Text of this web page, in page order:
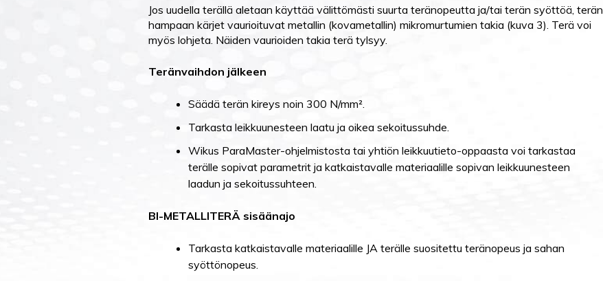
Jos uudella terällä aletaan käyttää välittömästi suurta teränopeutta ja/tai terän syöttöä, terän
hampaan kärjet vaurioituvat metallin (kovametallin) mikromurtumien takia (kuva 3). Terä voi
myös lohjeta. Näiden vaurioiden takia terä tylsyy.
Teränvaihdon jälkeen
Säädä terän kireys noin 300 N/mm².
Tarkasta leikkuunesteen laatu ja oikea sekoitussuhde.
Wikus ParaMaster-ohjelmistosta tai yhtiön leikkuutieto-oppaasta voi tarkastaa
terälle sopivat parametrit ja katkaistavalle materiaalille sopivan leikkuunesteen
laadun ja sekoitussuhteen.
BI-METALLITERÄ sisäänajo
Tarkasta katkaistavalle materiaalille JA terälle suositettu teränopeus ja sahan
syöttönopeus.